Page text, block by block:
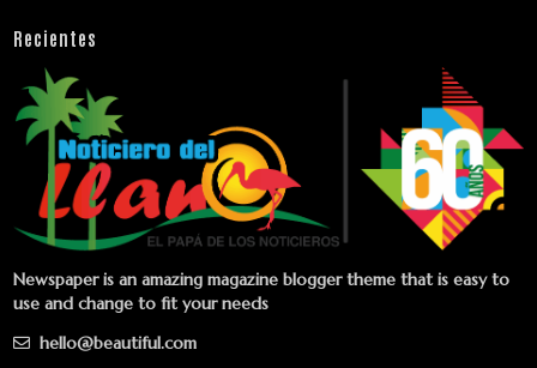
Recientes
Newspaper is an amazing magazine blogger theme that is easy to
use and change to fit your needs
hello@beautiful.com